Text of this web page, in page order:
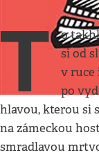
T
o
si od
v ruce
po
hlavou, kterou si
na zámeckou
smradlavou